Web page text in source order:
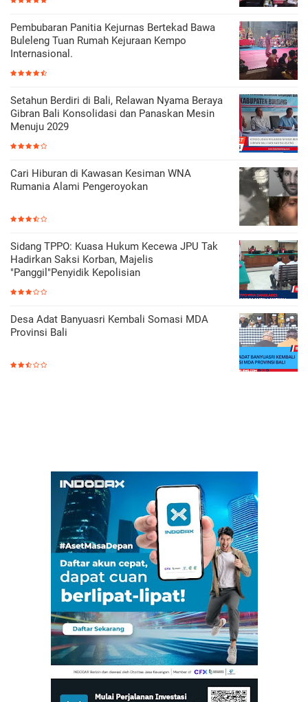
Pembubaran Panitia Kejurnas Bertekad Bawa
Buleleng Tuan Rumah Kejuraan Kempo
Internasional.
Setahun Berdiri di Bali, Relawan Nyama Beraya
Gibran Bali Konsolidasi dan Panaskan Mesin
Menuju 2029
Cari Hiburan di Kawasan Kesiman WNA
Rumania Alami Pengeroyokan
Sidang TPPO: Kuasa Hukum Kecewa JPU Tak
Hadirkan Saksi Korban, Majelis
"Panggil"Penyidik Kepolisian
Desa Adat Banyuasri Kembali Somasi MDA
Provinsi Bali